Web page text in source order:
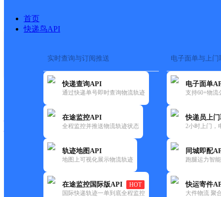
首页
快递鸟API
实时查询与订阅推送
快递查询API
通过快递单号即时查询物流轨迹
在途监控API
全程监控并推送物流轨迹状态
轨迹地图API
地图上可视化展示物流轨迹
在途监控国际版API
HOT
国际快递轨迹一单到底全程监控
电子面单与上门
电子面单
支持60+物流
快递员上
2小时上门，
同城即配
跑腿运力智
快运寄件
大件物流 聚
快运大全 快递时效
圆通
湖州市织里营八部